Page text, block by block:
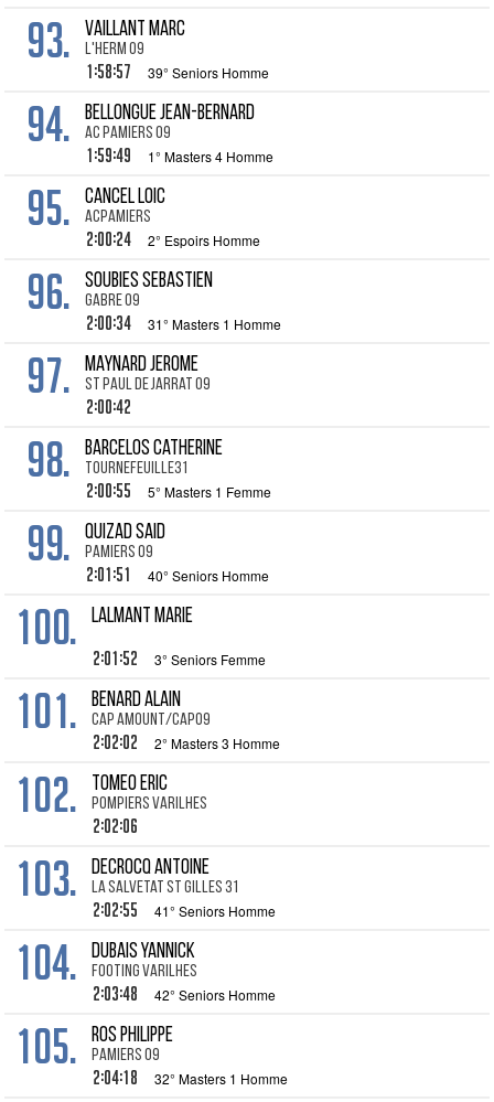
93. VAILLANT Marc
L'herm 09
1:58:57 39° Seniors Homme
94. BELLONGUE Jean-Bernard
AC Pamiers 09
1:59:49 1° Masters 4 Homme
95. CANCEL Loic
ACPAMIERS
2:00:24 2° Espoirs Homme
96. SOUBIES Sebastien
Gabre 09
2:00:34 31° Masters 1 Homme
97. MAYNARD Jerome
St Paul de Jarrat 09
2:00:42
98. BARCELOS Catherine
Tournefeuille31
2:00:55 5° Masters 1 Femme
99. QUIZAD Said
Pamiers 09
2:01:51 40° Seniors Homme
100. LALMANT Marie
2:01:52 3° Seniors Femme
101. BENARD Alain
cap amount/Cap09
2:02:02 2° Masters 3 Homme
102. TOMEO Eric
POMPIERS VARILHES
2:02:06
103. DECROCQ Antoine
La Salvetat St Gilles 31
2:02:55 41° Seniors Homme
104. DUBAIS Yannick
Footing Varilhes
2:03:48 42° Seniors Homme
105. ROS Philippe
Pamiers 09
2:04:18 32° Masters 1 Homme